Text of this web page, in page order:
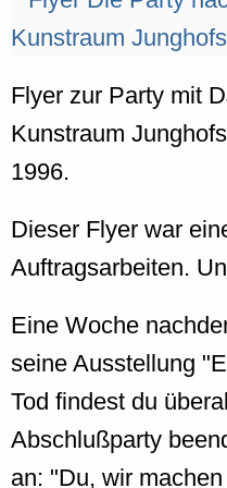
Flyer zur Party mit
Kunstraum
1996.
Dieser Flyer war
Auftragsarbeiten.
Eine Woche
seine Ausstellung
Tod findest du
Abschlußparty
an: "Du, wir